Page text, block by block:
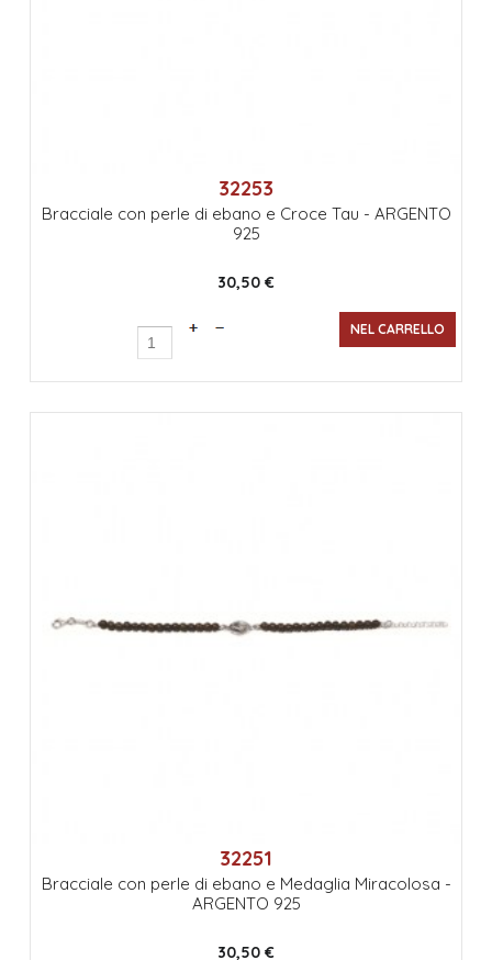
32253
Bracciale con perle di ebano e Croce Tau - ARGENTO
925
30,50 €
32251
Bracciale con perle di ebano e Medaglia Miracolosa -
ARGENTO 925
30,50 €